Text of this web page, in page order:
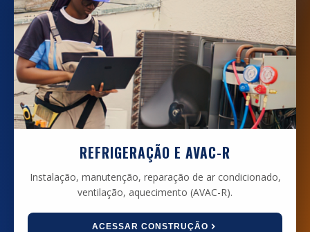
REFRIGERAÇÃO E AVAC-R
Instalação, manutenção, reparação de ar condicionado,
ventilação, aquecimento (AVAC-R).
ACESSAR CONSTRUÇÃO